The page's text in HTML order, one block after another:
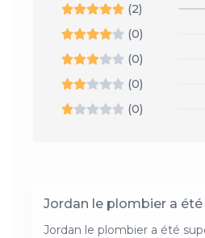
(2)
(0)
(0)
(0)
(0)
Jordan le plombier a
Jordan le plombier a été